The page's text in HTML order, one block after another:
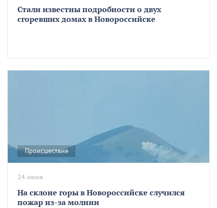
Стали известны подробности о двух
сгоревших домах в Новороссийске
Происшествия
На склоне горы в Новороссийске случился
пожар из-за молнии
24 июня